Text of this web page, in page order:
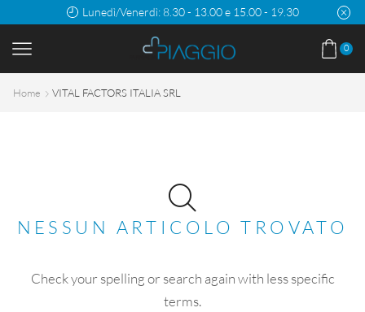
Lunedì/Venerdì: 8.30 - 13.00 e 15.00 - 19.30
0
Home VITAL FACTORS ITALIA SRL
NESSUN ARTICOLO TROVATO
Check your spelling or search again with less specific
terms.